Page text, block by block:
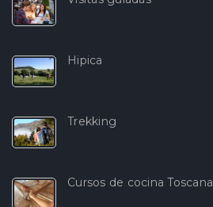
Hipica
Trekking
Cursos de cocina Toscana